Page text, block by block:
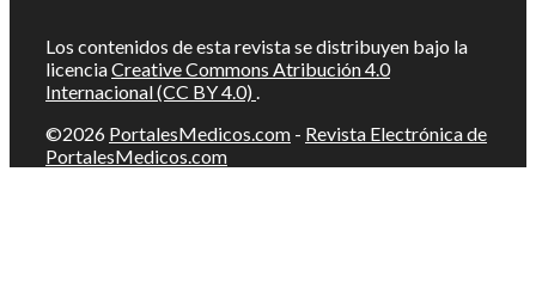
Los contenidos de esta revista se distribuyen bajo la
licenciaCreative Commons Atribución 4.0
Internacional (CC BY 4.0) .
©2026 PortalesMedicos.com - Revista Electrónica de
PortalesMedicos.com